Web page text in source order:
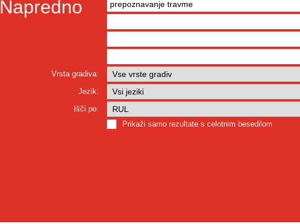
Napredno
Vrsta gradiva:
Jezik:
Išči po:
Prikaži samo rezultate s celotnim besedilom